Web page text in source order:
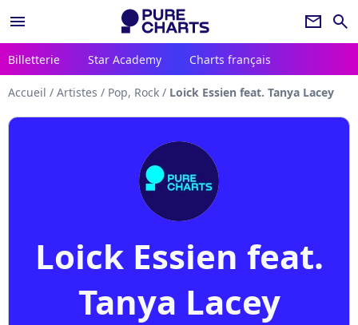
menu newsletter search
Billetterie Star Academy Charts français
Accueil / Artistes / Pop, Rock / Loick Essien feat. Tanya Lacey
Loick Essien feat.
Tanya Lacey